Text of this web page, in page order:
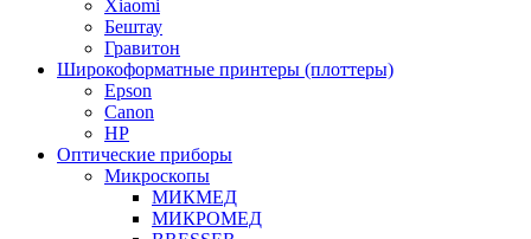
Xiaomi
Бештау
Гравитон
Широкоформатные принтеры (плоттеры)
Epson
Canon
HP
Оптические приборы
Микроскопы
МИКМЕД
МИКРОМЕД